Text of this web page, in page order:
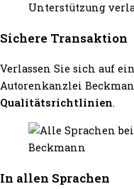
Sichere Transaktion
Verlassen Sie sich auf
Autorenkanzlei
Qualitätsrichtlinien.
In allen Sprachen